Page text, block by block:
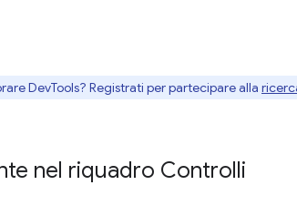
DevTools? Registrati per partecipare alla
nel riquadro Controlli